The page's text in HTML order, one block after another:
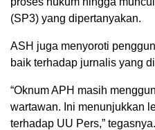
(SP3) yang dipertanyakan.
ASH juga menyoroti
baik terhadap jurnalis yang
“Oknum APH masih
wartawan. Ini menunjukkan
terhadap UU Pers,” tegasnya.